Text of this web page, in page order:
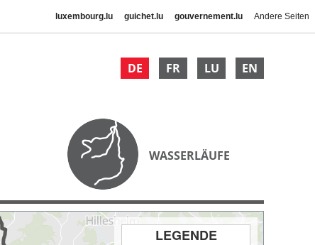
luxembourg.lu guichet.lu gouvernement.lu Andere Seiten
DE FR LU EN
WASSERLÄUFE
LEGENDE